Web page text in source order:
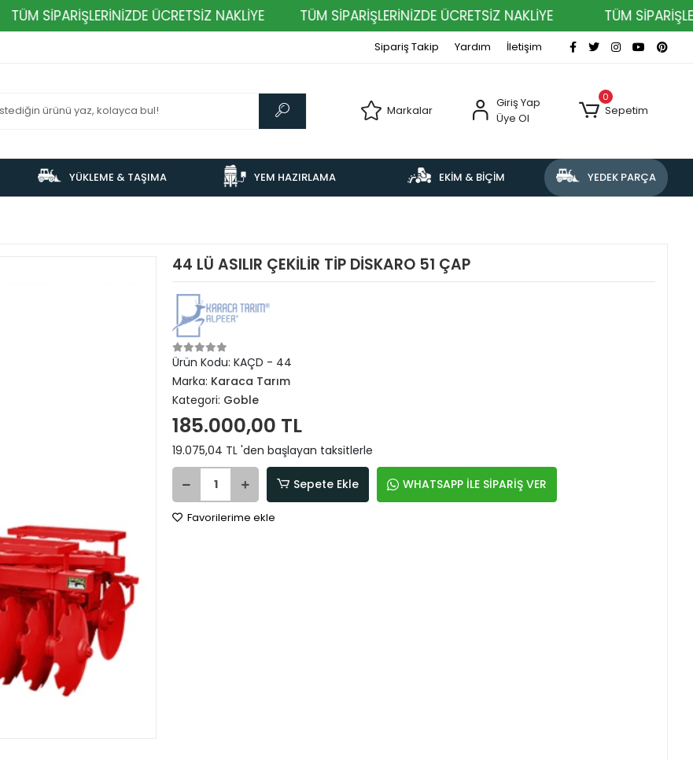
TÜM SİPARİŞLERİNİZDE ÜCRETSİZ NAKLİYE TÜM SİPARİŞLERİNİZDE ÜCRETSİZ NAKLİYE TÜM
Sipariş Takip Yardım İletişim
Markalar
Giriş Yap
Üye Ol
0
Sepetim
YÜKLEME & TAŞIMA YEM HAZIRLAMA EKİM & BİÇİM YEDEK PARÇA
44 LÜ ASILIR ÇEKİLİR TİP DİSKARO 51 ÇAP
Ürün Kodu: KAÇD - 44
Marka: Karaca Tarım
Kategori: Goble
185.000,00 TL
19.075,04 TL 'den başlayan taksitlerle
Sepete Ekle WHATSAPP İLE SİPARİŞ VER
Favorilerime ekle